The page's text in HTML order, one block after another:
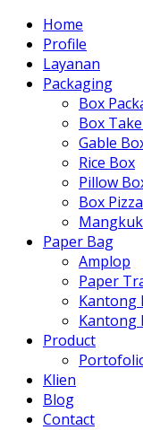
Home
Profile
Layanan
Packaging
Box
Box
Gable
Rice Box
Pillow
Box Pizza
Paper Bag
Amplop
Paper
Kantong
Kantong
Product
Klien
Blog
Contact